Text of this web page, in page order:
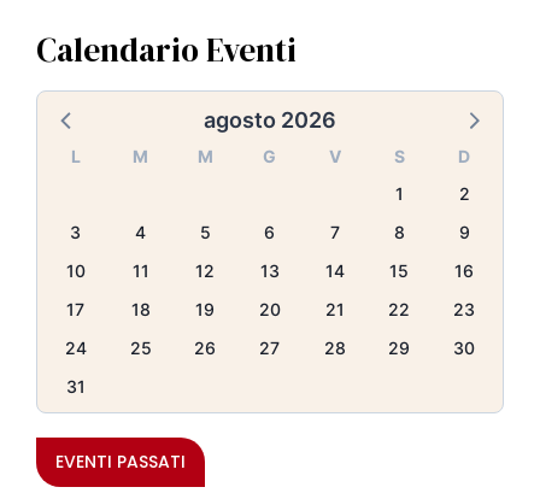
Calendario Eventi
agosto 2026
L M M G V S
D
1
2
3
4 5 6 7 8
9
10
11 12 13 14 15
16
17
18 19 20 21 22
23
24
25 26 27 28 29
30
31
EVENTI PASSATI